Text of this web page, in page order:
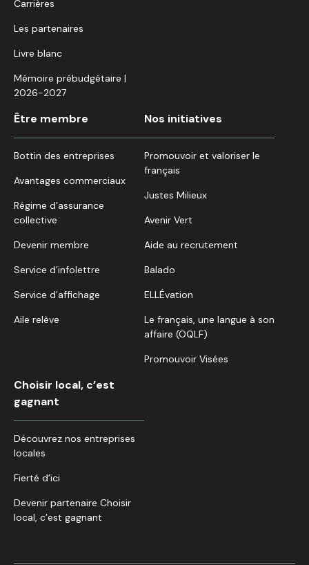
Carrières
Les partenaires
Livre blanc
Mémoire prébudgétaire |
2026-2027
Être membre
Bottin des entreprises
Avantages commerciaux
Régime d’assurance
collective
Devenir membre
Service d’infolettre
Service d’affichage
Aile relève
Nos initiatives
Promouvoir et valoriser le
français
Justes Milieux
Avenir Vert
Aide au recrutement
Balado
ELLÉvation
Le français, une langue à son
affaire (OQLF)
Promouvoir Visées
Choisir local, c’est
gagnant
Découvrez nos entreprises
locales
Fierté d’ici
Devenir partenaire Choisir
local, c’est gagnant